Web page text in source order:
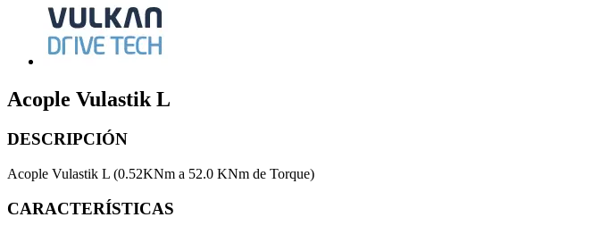
Acople Vulastik L
DESCRIPCIÓN
Acople Vulastik L (0.52KNm a 52.0 KNm de Torque)
CARACTERÍSTICAS